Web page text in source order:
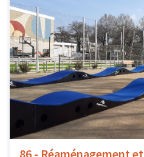
86 - Réaménagement et